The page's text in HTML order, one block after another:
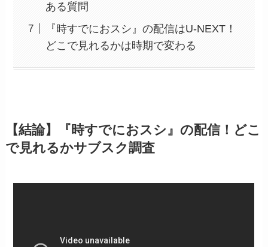
ある質問
『時すでにおスシ』の配信はU-NEXT！
どこで見れるかは時期で変わる
【結論】『時すでにおスシ』の配信！どこ
で見れるかサブスク調査